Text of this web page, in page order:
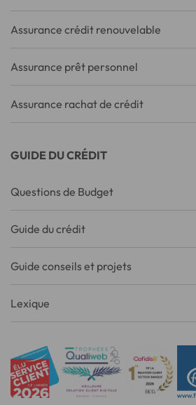
Assurance crédit renouvelable
Assurance prêt personnel
Assurance rachat de crédit
GUIDE DU CRÉDIT
Questions de Budget
Guide du crédit
Guide conseils et projets
Lexique